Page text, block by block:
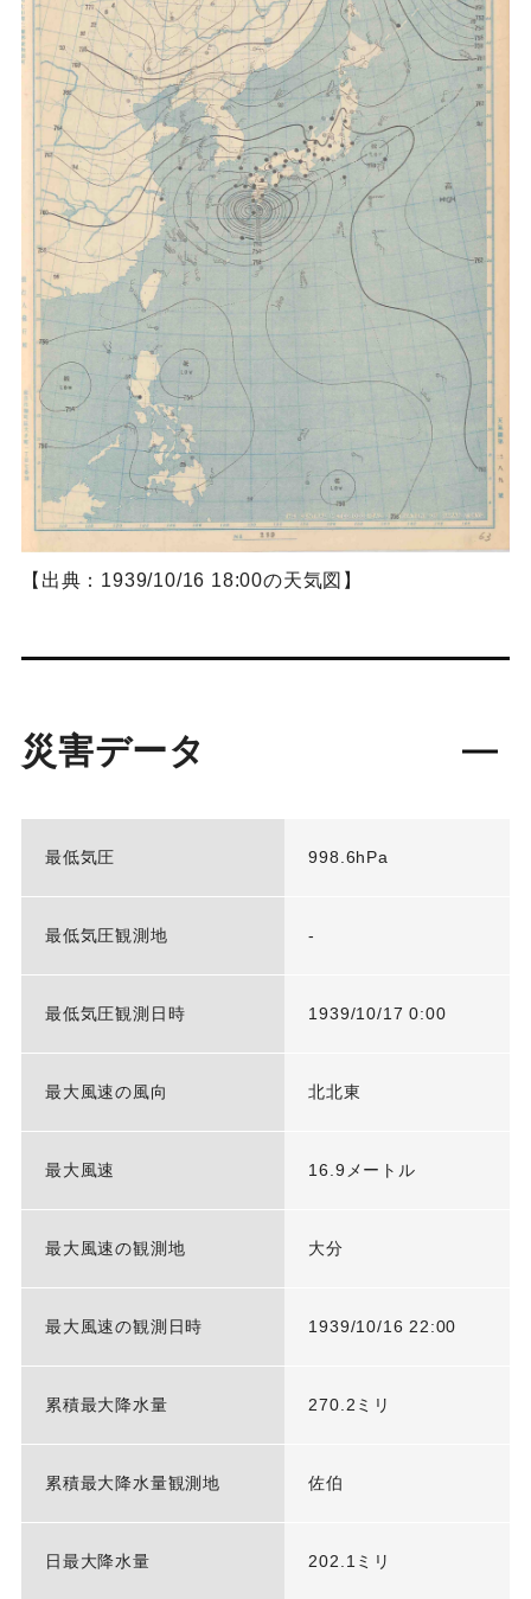
【出典：1939/10/16 18:00の天気図】
災害データ
最低気圧 998.6hPa
最低気圧観測地 -
最低気圧観測日時 1939/10/17 0:00
最大風速の風向 北北東
最大風速 16.9メートル
最大風速の観測地 大分
最大風速の観測日時 1939/10/16 22:00
累積最大降水量 270.2ミリ
累積最大降水量観測地 佐伯
日最大降水量 202.1ミリ